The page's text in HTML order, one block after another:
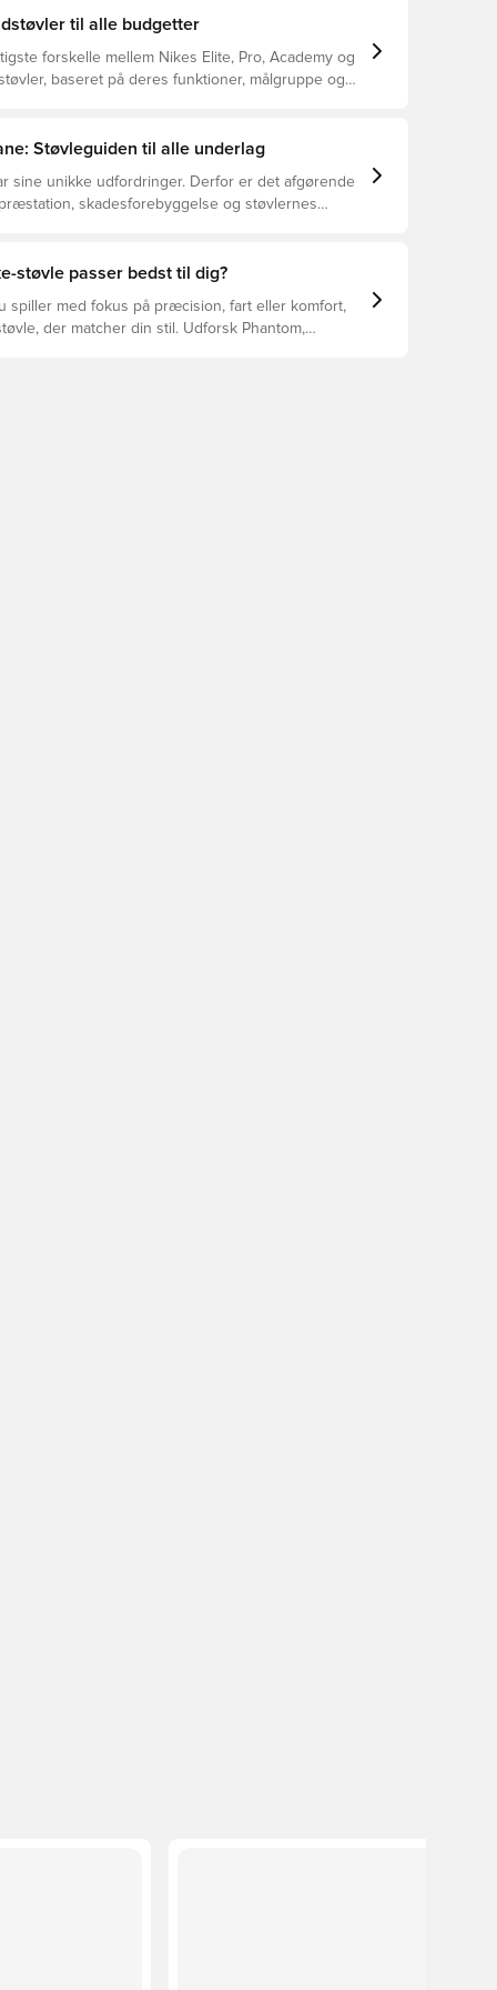
til alle budgetter
forskelle mellem Nikes Elite, Pro, Academy og
baseret på deres funktioner, målgruppe og
Støvleguiden til alle underlag
sine unikke udfordringer. Derfor er det afgørende
skadesforebyggelse og støvlernes
underlag.
støvle passer bedst til dig?
spiller med fokus på præcision, fart eller komfort,
der matcher din stil. Udforsk Phantom,